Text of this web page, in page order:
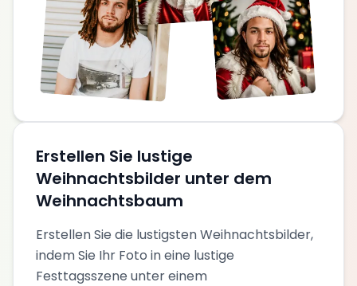
Erstellen Sie lustige
Weihnachtsbilder unter dem
Weihnachtsbaum
Erstellen Sie die lustigsten Weihnachtsbilder,
indem Sie Ihr Foto in eine lustige
Festtagsszene unter einem